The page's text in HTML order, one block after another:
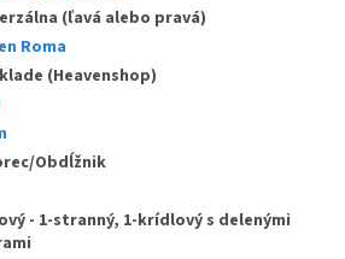
(ľavá alebo pravá)
Roma
(Heavenshop)
Obdĺžnik
- 1-stranný, 1-krídlový s delenými